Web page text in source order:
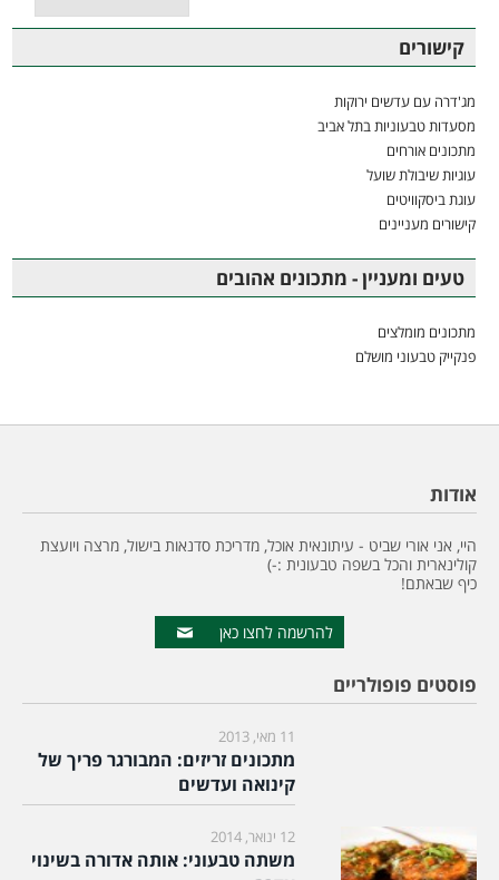
קישורים
מג'דרה עם עדשים ירוקות
מסעדות טבעוניות בתל אביב
מתכונים אורחים
עוגיות שיבולת שועל
עוגת ביסקוויטים
קישורים מעניינים
טעים ומעניין - מתכונים אהובים
מתכונים מומלצים
פנקייק טבעוני מושלם
אודות
היי, אני אורי שביט - עיתונאית אוכל, מדריכת סדנאות בישול, מרצה ויועצת
קולינארית והכל בשפה טבעונית :-)
כיף שבאתם!
להרשמה לחצו כאן
פוסטים פופולריים
11 מאי, 2013
מתכונים זריזים: המבורגר פריך של
קינואה ועדשים
12 ינואר, 2014
משתה טבעוני: אותה אדורה בשינוי